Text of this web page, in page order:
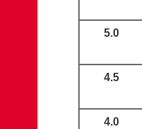
5.0
4.5
4.0